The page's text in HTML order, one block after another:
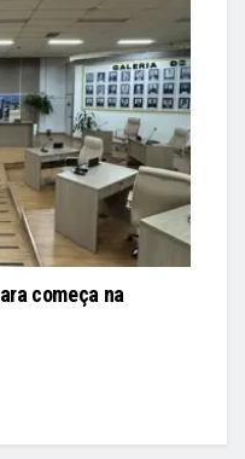
começa na